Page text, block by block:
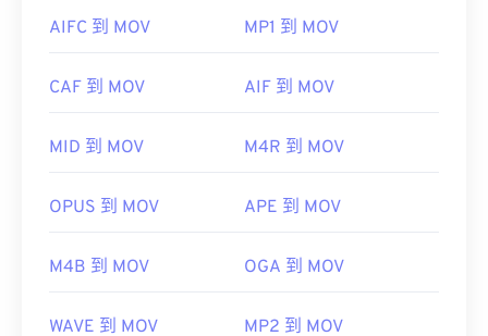
有用的链接：
https://www.iso.org/standard/68960.html
请注意，另外两种文件类型也使用 MOV 扩展名。它
戏相关。Apple 并未开发这些技术，因此它们无法在
开发者：
首次发行： 2001年
https://en.wikipedia.org/wiki/QuickTime_File_Format
CH203-BBCGDDDF
AIFC 到 MOV MP1 到 MOV
CAF 到 MOV AIF 到 MOV
MID 到 MOV M4R 到 MOV
OPUS 到 MOV APE 到 MOV
M4B 到 MOV OGA 到 MOV
WAVE 到 MOV MP2 到 MOV